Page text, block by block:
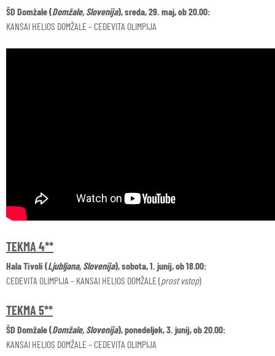
ŠD Domžale (Domžale, Slovenija), sreda, 29. maj, ob 20.00:
KANSAI HELIOS DOMŽALE – CEDEVITA OLIMPIJA
TEKMA 4**
Hala Tivoli (Ljubljana, Slovenija), sobota, 1. junij, ob 18.00:
CEDEVITA OLIMPIJA – KANSAI HELIOS DOMŽALE (prost vstop)
TEKMA 5**
ŠD Domžale (Domžale, Slovenija), ponedeljek, 3. junij, ob 20.00:
KANSAI HELIOS DOMŽALE – CEDEVITA OLIMPIJA